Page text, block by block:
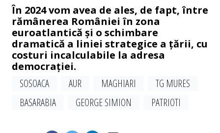
În 2024 vom avea de ales, de fapt, între
rămânerea României în zona
euroatlantică și o schimbare
dramatică a liniei strategice a țării, cu
costuri incalculabile la adresa
democrației.
SOSOACA
AUR MAGHIARI
TG MURES
BASARABIA
GEORGE SIMION PATRIOTI